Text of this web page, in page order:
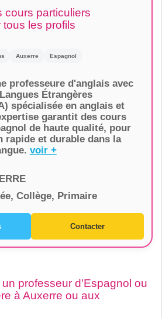
cours particuliers
les profils
Auxerre Espagnol
professeure d'anglais avec
Étrangères
spécialisée en anglais et
garantit des cours
de haute qualité, pour
rapide et durable dans la
voir +
Collège, Primaire
Contacter
professeur d'Espagnol ou
à Auxerre ou aux